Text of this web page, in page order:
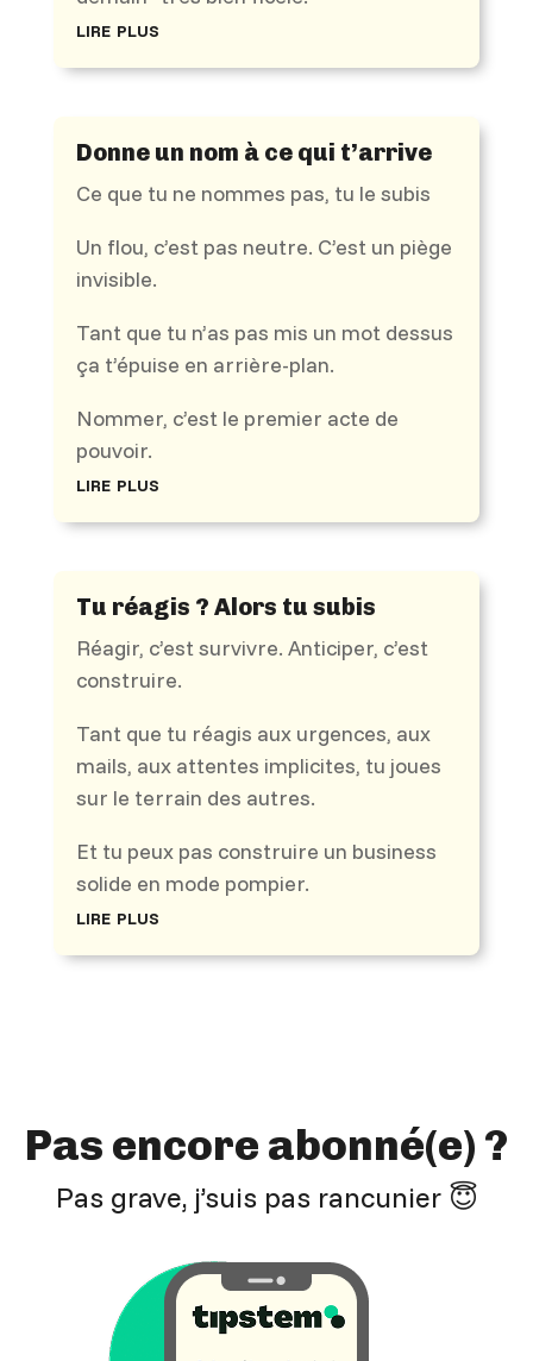
lire plus
Donne un nom à ce qui t’arrive
Ce que tu ne nommes pas, tu le subis
Un flou, c’est pas neutre. C’est un piège
invisible.
Tant que tu n’as pas mis un mot dessus
ça t’épuise en arrière-plan.
Nommer, c’est le premier acte de
pouvoir.
lire plus
Tu réagis ? Alors tu subis
Réagir, c’est survivre. Anticiper, c’est
construire.
Tant que tu réagis aux urgences, aux
mails, aux attentes implicites, tu joues
sur le terrain des autres.
Et tu peux pas construire un business
solide en mode pompier.
lire plus
Pas encore abonné(e) ?
Pas grave, j’suis pas rancunier 😇